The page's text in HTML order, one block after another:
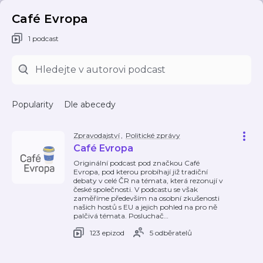
Café Evropa
1 podcast
Popularity Dle abecedy
Zpravodajství, Politické zprávy
Café Evropa
Originální podcast pod značkou Café
Evropa, pod kterou probíhají již tradiční
debaty v celé ČR na témata, která rezonují v
české společnosti. V podcastu se však
zaměříme především na osobní zkušenosti
našich hostů s EU a jejich pohled na pro ně
palčivá témata. Posluchač…
123 epizod
5 odběratelů